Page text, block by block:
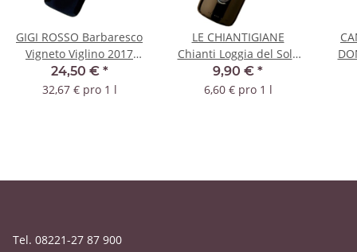
GIGI ROSSO Barbaresco
Vigneto Viglino 2017
DOC
24,50 € *
32,67 € pro 1 l
LE CHIANTIGIANE
Chianti Loggia del Sole
2024 DOCG - 1,5 Liter
9,90 € *
6,60 € pro 1 l
Tel. 08221-27 87 900